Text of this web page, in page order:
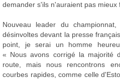
demander s'ils n'auraient pas mieux
Nouveau leader du
désinvoltes devant la presse
point, je serai un homme
« Nous avons corrigé la majorité
route, mais nous rencontrons
courbes rapides, comme celle